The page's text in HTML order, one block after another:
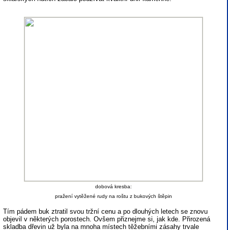
dobová kresba:
pražení vytěžené rudy na roštu z bukových štěpin
Tím pádem buk ztratil svou tržní cenu a po dlouhých letech se znovu
objevil v některých porostech. Ovšem přiznejme si, jak kde. Přirozená
skladba dřevin už byla na mnoha místech těžebními zásahy trvale